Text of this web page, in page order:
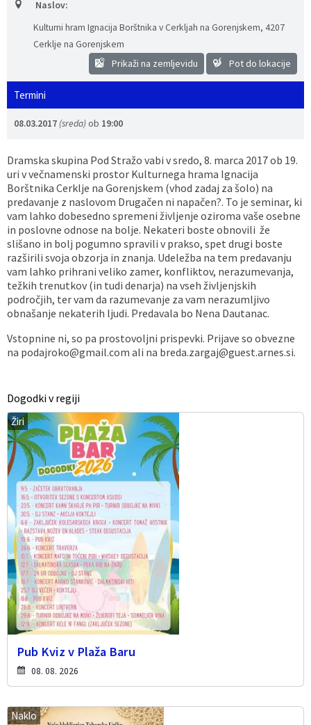
Naslov:
Kulturni hram Ignacija Borštnika v Cerkljah na Gorenjskem, 4207
Cerklje na Gorenjskem
Prikaži na zemljevidu Pot do lokacije
Termini
08.03.2017 (sreda)ob 19:00
Dramska skupina Pod Stražo vabi v sredo, 8. marca 2017 ob 19.
uri v večnamenski prostor Kulturnega hrama Ignacija
Borštnika Cerklje na Gorenjskem (vhod zadaj za šolo) na
predavanje z naslovom Drugačen ni napačen?. To je seminar, ki
vam lahko dobesedno spremeni življenje oziroma vaše osebne
in poslovne odnose na bolje. Nekateri boste obnovili že
slišano in bolj pogumno spravili v prakso, spet drugi boste
razširili svoja obzorja in znanja. Udeležba na tem predavanju
vam lahko prihrani veliko zamer, konfliktov, nerazumevanja,
težkih trenutkov (in tudi denarja) na vseh življenjskih
področjih, ter vam da razumevanje za vam nerazumljivo
obnašanje nekaterih ljudi. Predavala bo Nena Dautanac.
Vstopnine ni, so pa prostovoljni prispevki. Prijave so obvezne
na podajroko@gmail.com ali na breda.zargaj@guest.arnes.si.
Dogodki v regiji
Žiri
Pub Kviz v Plaža Baru
08. 08. 2026
Naklo
Medobčinski inšpektorat
Gasilstvo, zaščita in reševanje